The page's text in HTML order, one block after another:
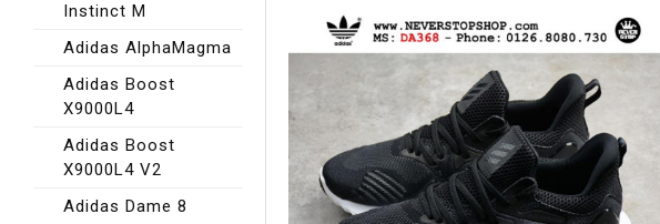
Instinct M
Adidas AlphaMagma
Adidas Boost
X9000L4
Adidas Boost
X9000L4 V2
Adidas Dame 8